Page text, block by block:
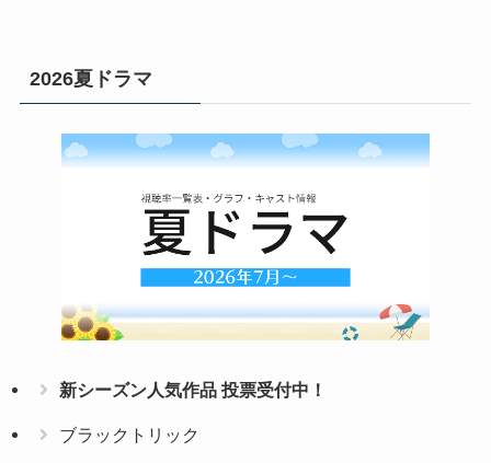
2026夏ドラマ
新シーズン人気作品 投票受付中！
ブラックトリック